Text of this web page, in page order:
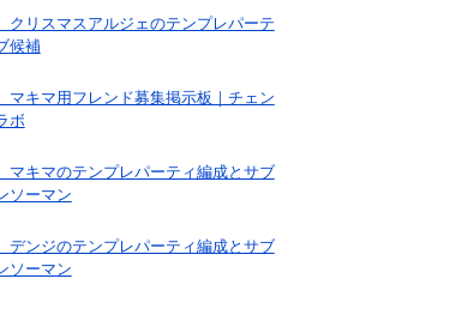
クリスマスアルジェのテンプレパーテ
候補
マキマ用フレンド募集掲示板｜チェン
ボ
マキマのテンプレパーティ編成とサブ
ソーマン
デンジのテンプレパーティ編成とサブ
ソーマン